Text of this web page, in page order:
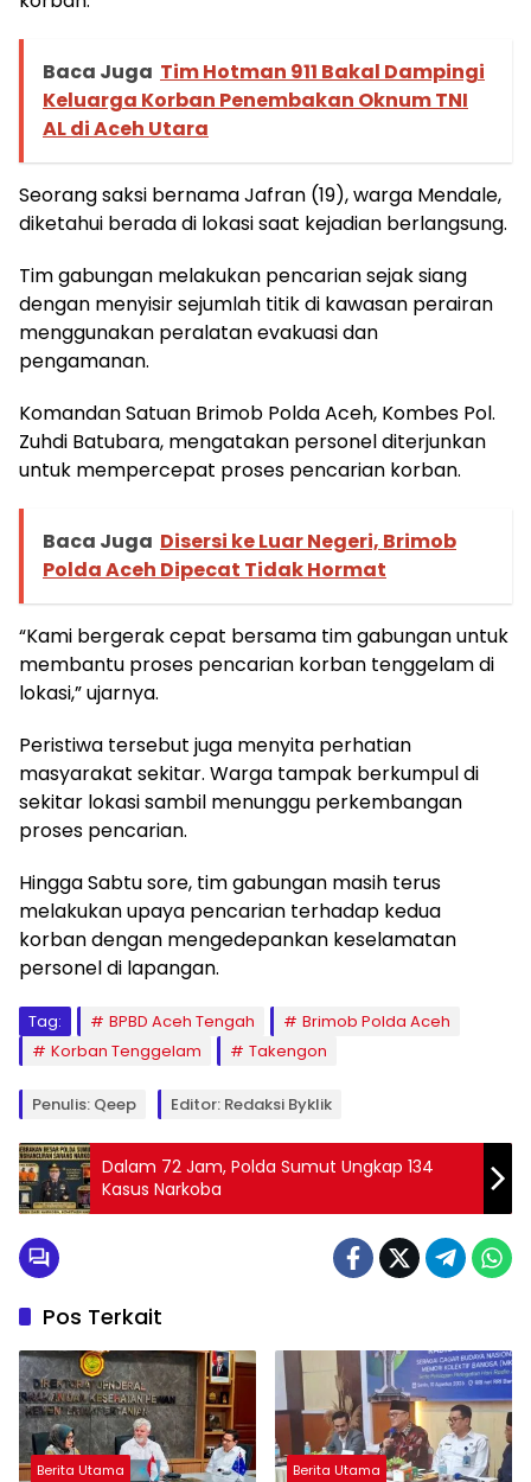
Baca Juga Tim Hotman 911 Bakal Dampingi
Keluarga Korban Penembakan Oknum TNI
AL di Aceh Utara
Seorang saksi bernama Jafran (19), warga Mendale,
diketahui berada di lokasi saat kejadian berlangsung.
Tim gabungan melakukan pencarian sejak siang
dengan menyisir sejumlah titik di kawasan perairan
menggunakan peralatan evakuasi dan
pengamanan.
Komandan Satuan Brimob Polda Aceh, Kombes Pol.
Zuhdi Batubara, mengatakan personel diterjunkan
untuk mempercepat proses pencarian korban.
Baca Juga Disersi ke Luar Negeri, Brimob
Polda Aceh Dipecat Tidak Hormat
“Kami bergerak cepat bersama tim gabungan untuk
membantu proses pencarian korban tenggelam di
lokasi,” ujarnya.
Peristiwa tersebut juga menyita perhatian
masyarakat sekitar. Warga tampak berkumpul di
sekitar lokasi sambil menunggu perkembangan
proses pencarian.
Hingga Sabtu sore, tim gabungan masih terus
melakukan upaya pencarian terhadap kedua
korban dengan mengedepankan keselamatan
personel di lapangan.
Tag: BPBD Aceh Tengah
Brimob Polda Aceh
Korban Tenggelam
Takengon
Penulis: Qeep Editor: Redaksi Byklik
Dalam 72 Jam, Polda Sumut Ungkap 134
Kasus Narkoba
Pos Terkait
Berita Utama Berita Utama